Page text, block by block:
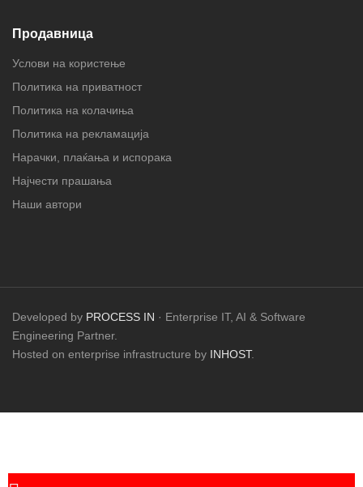
Продавница
Услови на користење
Политика на приватност
Политика на колачиња
Политика на рекламација
Нарачки, плаќања и испорака
Најчести прашања
Наши автори
Developed by PROCESS IN · Enterprise IT, AI & Software
Engineering Partner.
Hosted on enterprise infrastructure by INHOST.